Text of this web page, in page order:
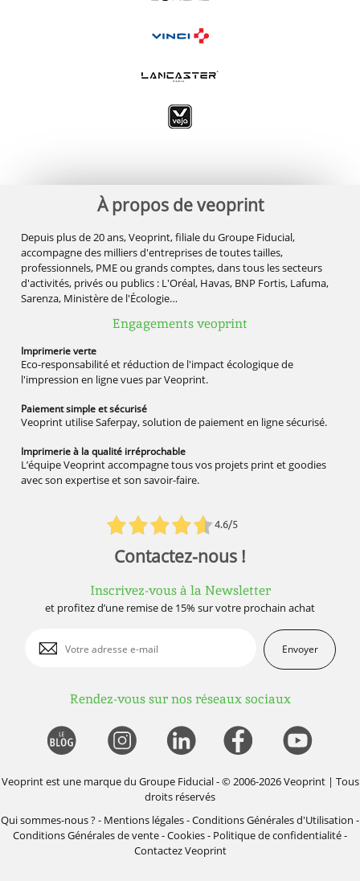
À propos de veoprint
Depuis plus de 20 ans, Veoprint, filiale du Groupe Fiducial,
accompagne des milliers d'entreprises de toutes tailles,
professionnels, PME ou grands comptes, dans tous les secteurs
d'activités, privés ou publics : L'Oréal, Havas, BNP Fortis, Lafuma,
Sarenza, Ministère de l'Écologie…
Engagements veoprint
4.6/5
Imprimerieverte
Eco-responsabilité et réduction de l'impact écologique de
l'impression en ligne vues par Veoprint.
Paiement simpleet sécurisé
Veoprint utilise Saferpay, solution de paiement en ligne sécurisé.
Imprimerie à la qualité irréprochable
L’équipe Veoprint accompagne tous vos projets print et goodies
avec son expertise et son savoir-faire.
Contactez-nous !
Inscrivez-vous à la Newsletter
et profitez d’une remise de 15% sur votre prochain achat
Envoyer
Rendez-vous sur nos réseaux sociaux
Veoprint est une marque du Groupe Fiducial- © 2006-2026 Veoprint | Tous
droits réservés
Qui sommes-nous ?- Mentions légales-Conditions Générales d'Utilisation -
Conditions Générales de vente-Cookies- Politique de confidentialité-
Contactez Veoprint